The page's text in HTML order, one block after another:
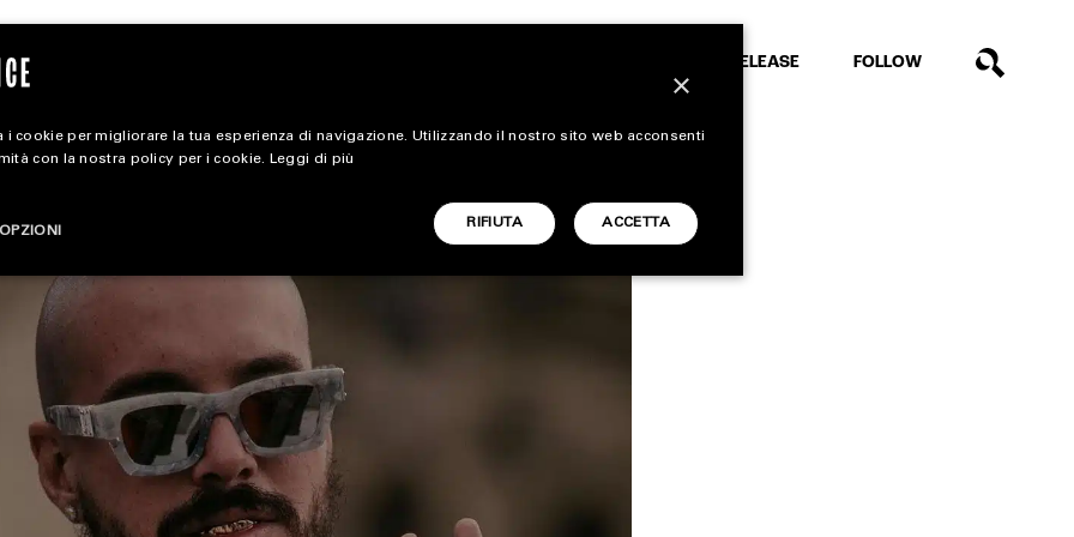
RELEASE FOLLOW
STYLE
FOOTWEAR
ACCESSORIES
×
i cookie per migliorare la tua esperienza di navigazione. Utilizzando il nostro sito web acconsenti
con la nostra policy per i cookie. Leggi di più
ACCETTA
RIFIUTA